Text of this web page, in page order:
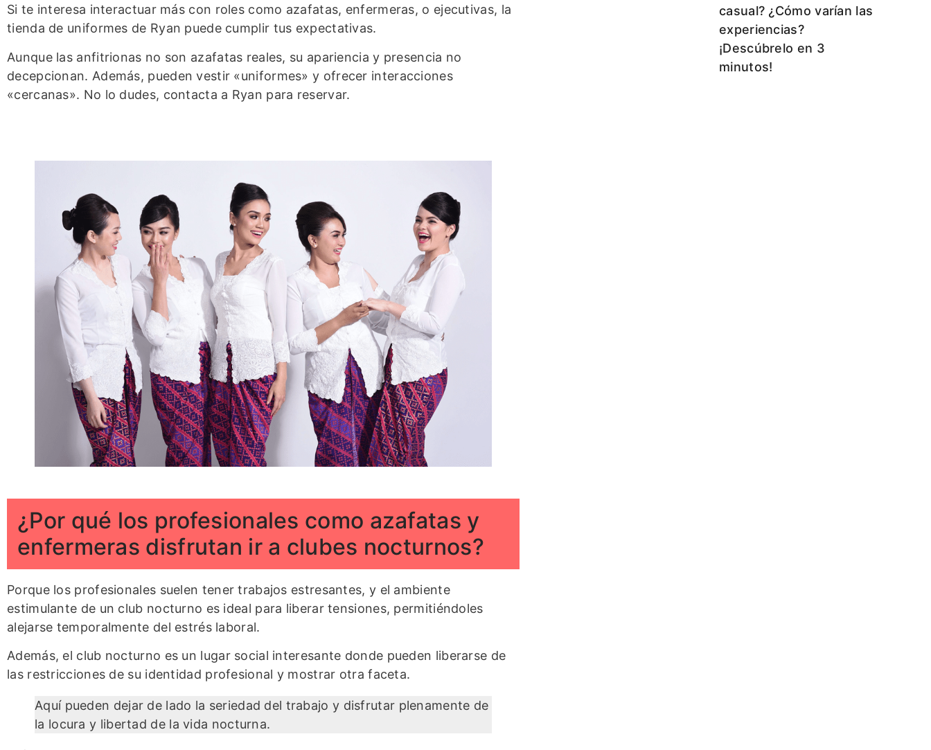
Si te interesa interactuar más con roles como azafatas, enfermeras, o ejecutivas, la
tienda de uniformes de Ryan puede cumplir tus expectativas.
Aunque las anfitrionas no son azafatas reales, su apariencia y presencia no
decepcionan. Además, pueden vestir «uniformes» y ofrecer interacciones
«cercanas». No lo dudes, contacta a Ryan para reservar.
¿Por qué los profesionales como azafatas y
enfermeras disfrutan ir a clubes nocturnos?
Porque los profesionales suelen tener trabajos estresantes, y el ambiente
estimulante de un club nocturno es ideal para liberar tensiones, permitiéndoles
alejarse temporalmente del estrés laboral.
Además, el club nocturno es un lugar social interesante donde pueden liberarse de
las restricciones de su identidad profesional y mostrar otra faceta.
Aquí pueden dejar de lado la seriedad del trabajo y disfrutar plenamente de
la locura y libertad de la vida nocturna.
casual? ¿Cómo varían las
experiencias?
¡Descúbrelo en 3
minutos!